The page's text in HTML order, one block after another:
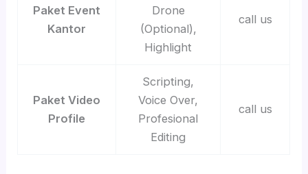
Paket Event
Kantor
Drone
(Optional),
Highlight
call us
Paket Video
Profile
Scripting,
Voice Over,
Profesional
Editing
call us